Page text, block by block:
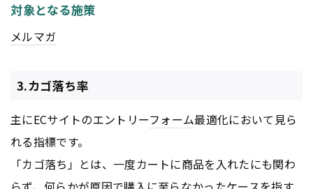
対象となる施策
メルマガ
3.カゴ落ち率
主にECサイトのエントリーフォーム最適化において見ら
れる指標です。
「カゴ落ち」とは、一度カートに商品を入れたにも関わ